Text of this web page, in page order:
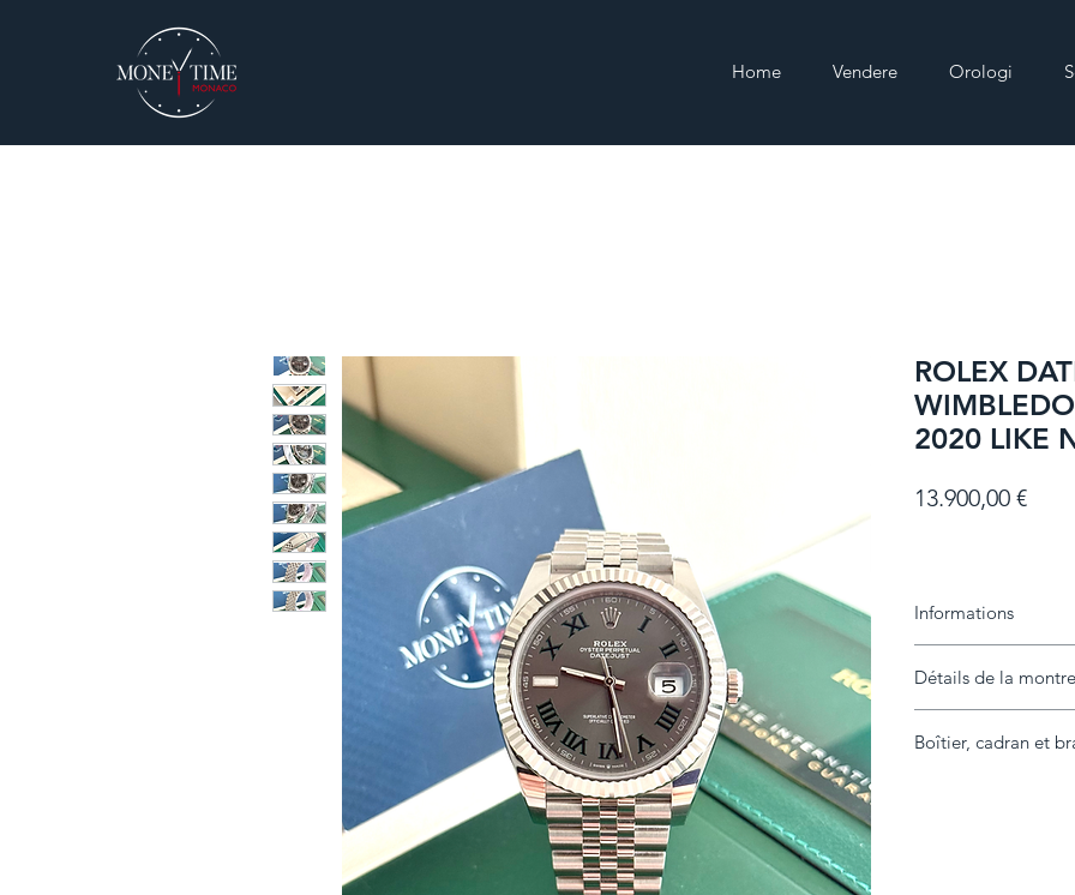
Home Vendere Orologi
ROLEX
2020 LIKE
13.900,00 €
Informations
Marque
Modèle
Détails de la montre
Année
Boîtier, cadran et